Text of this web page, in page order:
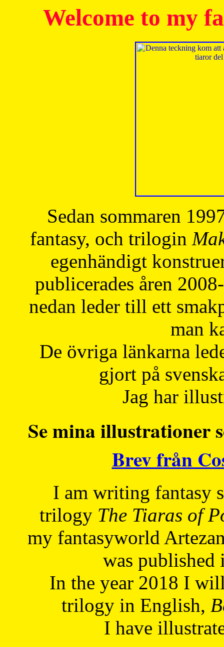
Welcome to my
Sedan sommaren
fantasy, och trilogin
egenhändigt
publicerades åren
nedan leder till ett
man
De övriga länkarna
gjort på
Jag har
Se mina illustrationer
Brev från
I am writing fantasy
trilogy The Tiaras of
my fantasyworld
was published
In the year 2018 I
trilogy in English,
I have